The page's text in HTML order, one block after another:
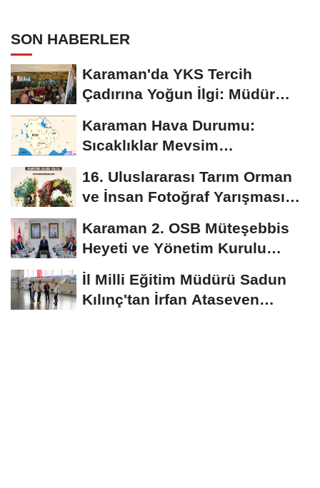
SON HABERLER
Karaman'da YKS Tercih
Çadırına Yoğun İlgi: Müdür
Karaman Hava Durumu:
Sıcaklıklar Mevsim
Seyredecek
16. Uluslararası Tarım Orman
ve İnsan Fotoğraf Yarışması
Karaman 2. OSB Müteşebbis
Heyeti ve Yönetim Kurulu
Toplantısı Gerçekleştirildi
İl Milli Eğitim Müdürü Sadun
Kılınç'tan İrfan Ataseven